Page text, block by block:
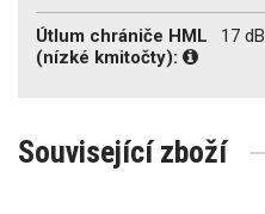
Útlum chrániče HML
(nízké kmitočty):
17 dB
Související zboží